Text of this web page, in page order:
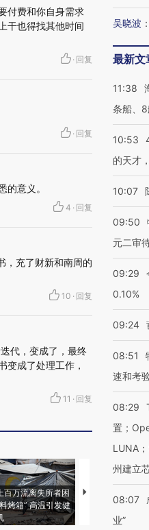
付费和你自身需求
干也得找其他时间
· 回复
· 回复
意义。
4 · 回复
，充了财新和南周的
10 · 回复
代，变成了，最终
变成了处理工作，
11 · 回复
百万流离失所者困
烤箱” 高温引发健
视线｜HYROX的
术：是什么让中
心“花钱找虐”？
吴晓波 ：
最新文
11:38
条船、8
10:53
的天才
10:07
09:50
元二审
09:29
0.10%
09:24
08:51
速和考
08:29
置；
LUNA
州建立
08:07
业”